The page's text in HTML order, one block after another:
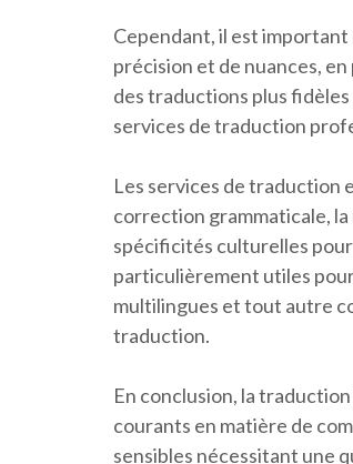
Cependant, il est
précision et de nuances,
des traductions plus
services de traduction
Les services de traduction
correction grammaticale,
spécificités culturelles
particulièrement utiles
multilingues et tout autre
traduction.
En conclusion, la
courants en matière de
sensibles nécessitant une